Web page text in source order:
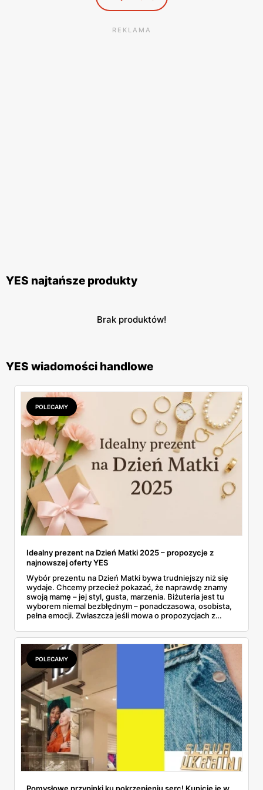
REKLAMA
YES najtańsze produkty
Brak produktów!
YES wiadomości handlowe
POLECAMY
Idealny prezent na Dzień Matki 2025 – propozycje z
najnowszej oferty YES
Wybór prezentu na Dzień Matki bywa trudniejszy niż się
wydaje. Chcemy przecież pokazać, że naprawdę znamy
swoją mamę – jej styl, gusta, marzenia. Biżuteria jest tu
wyborem niemal bezbłędnym – ponadczasowa, osobista,
pełna emocji. Zwłaszcza jeśli mowa o propozycjach z
symbolikę i atrakcyjne promocje. Co ważne, marka
przygotowała wyjątkową niespodziankę: 100 zł w
prezencie przy zakupach za minimum 500 zł – idealny
moment, by spełnić marzenie mamy... i nieco
zaoszczędzić. Złoto, srebro, perły, cyrkonie – propozycji
nie brakuje. Wśród nich znajdziemy coś zarówno dla
miłośniczek minimalizmu, jak i kobiet ceniących bardziej
wyraziste formy. To co, gotowi na inspiracje?
POLECAMY